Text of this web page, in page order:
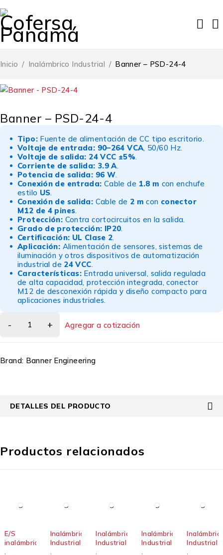
Inicio / Inalámbrico Industrial / Banner – PSD-24-4
Banner – PSD-24-4
Tipo:Fuente de alimentación de CC tipo escritorio.
Voltaje de entrada: 90–264 VCA, 50/60 Hz.
Voltaje de salida: 24 VCC ±5%.
Corriente de salida: 3.9 A.
Potencia de salida: 96 W.
Conexión de entrada: Cable de 1.8 m con enchufe
estilo US.
Conexión de salida: Cable de 2 m con conector
M12 de 4 pines.
Protección: Contra cortocircuitos en la salida.
Grado de protección: IP20.
Certificación: UL Clase 2.
Aplicación: Alimentación de sensores, sistemas de
iluminación y otros dispositivos de automatización
industrial de 24 VCC.
Características: Entrada universal, salida regulada
de alta capacidad, protección integrada, conector
M12 de desconexión rápida y diseño compacto para
aplicaciones industriales.
Agregar a cotización
Brand: Banner Engineering
DETALLES DEL PRODUCTO
Productos relacionados
E/S
inalámbricas
Inalámbrico
Industrial
Inalámbrico
Industrial
Inalámbrico
Industrial
Industrial